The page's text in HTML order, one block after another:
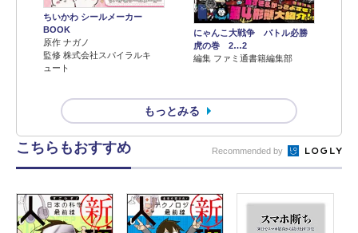
ちいかわ シールメーカー
BOOK
原作 ナガノ
監修 株式会社スパイラルキ
ュート
にゃんこ大戦争 バトル必勝
虎の巻 2…2
編集 ファミ通書籍編集部
もっとみる
こちらもおすすめ Recommended by